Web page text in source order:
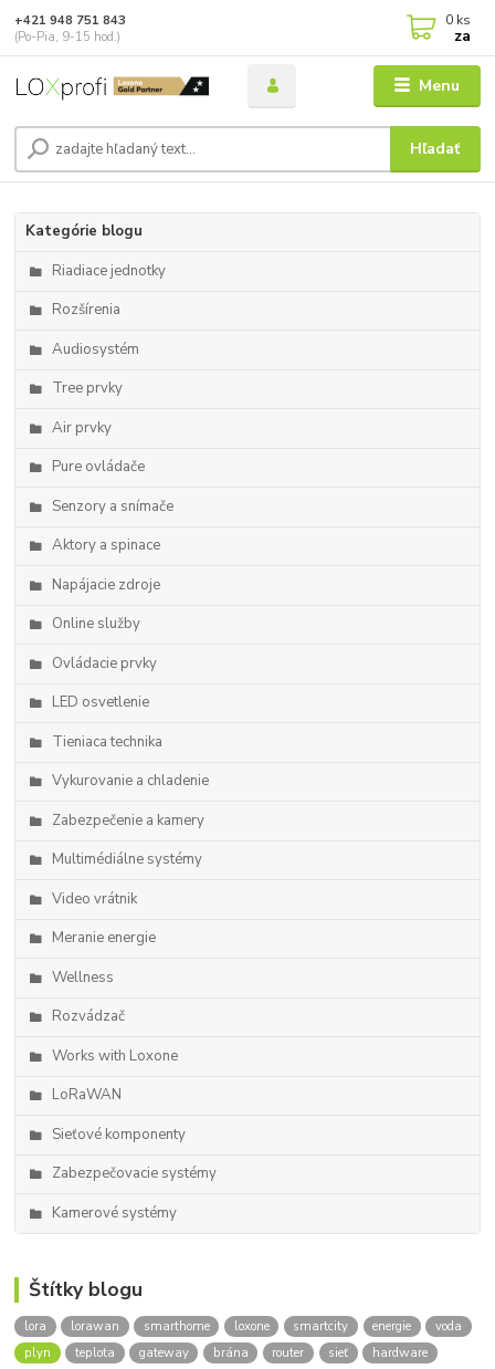
Menu
Hľadať
+421 948 751 843
(Po-Pia, 9-15 hod.)
0 ks
za
Kategórie blogu
Riadiace jednotky
Rozšírenia
Audiosystém
Tree prvky
Air prvky
Pure ovládače
Senzory a snímače
Aktory a spinace
Napájacie zdroje
Online služby
Ovládacie prvky
LED osvetlenie
Tieniaca technika
Vykurovanie a chladenie
Zabezpečenie a kamery
Multimédiálne systémy
Video vrátnik
Meranie energie
Wellness
Rozvádzač
Works with Loxone
LoRaWAN
Sieťové komponenty
Zabezpečovacie systémy
Kamerové systémy
Štítky blogu
lora lorawan smarthome loxone smartcity energie
voda
plyn
teplota gateway brána router sieť
hardware